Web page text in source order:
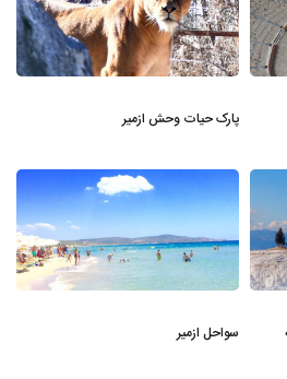
پارک حیات وحش ازمیر
سواحل ازمیر